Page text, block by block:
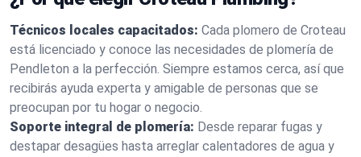
Técnicos locales capacitados: Cada plomero de Croteau
está licenciado y conoce las necesidades de plomería de
Pendleton a la perfección. Siempre estamos cerca, así que
recibirás ayuda experta y amigable de personas que se
preocupan por tu hogar o negocio.
Soporte integral de plomería: Desde reparar fugas y
destapar desagües hasta arreglar calentadores de agua y